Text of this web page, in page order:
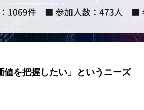
値を把握したい」というニーズ